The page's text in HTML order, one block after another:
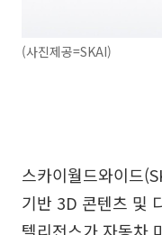
(사진제공=SKAI)
스카이월드와이드
기반 3D 콘텐츠 및